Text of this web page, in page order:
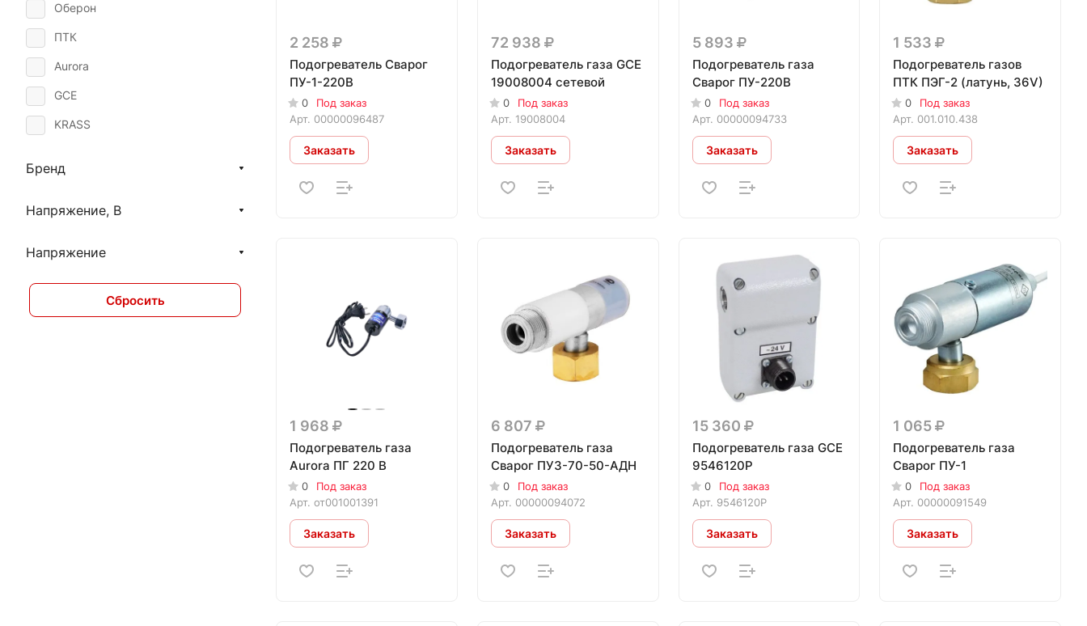
2 258
Подогреватель Сварог
ПУ-1-220В
0
Под заказ
Арт. 00000096487
Заказать
72 938
Подогреватель газа GCE
19008004 сетевой
0
Под заказ
Арт. 19008004
Заказать
5 893
Подогреватель газа
Сварог ПУ-220В
0
Под заказ
Арт. 00000094733
Заказать
1 533
Подогреватель газов
ПТК ПЭГ-2 (латунь, 36V)
0
Под заказ
Арт. 001.010.438
Заказать
1 968
Подогреватель газа
Aurora ПГ 220 В
0
Под заказ
Арт. от001001391
Заказать
6 807
Подогреватель газа
Сварог ПУЗ-70-50-АДН
0
Под заказ
Арт. 00000094072
Заказать
15 360
Подогреватель газа GCE
9546120P
0
Под заказ
Арт. 9546120P
Заказать
1 065
Подогреватель газа
Сварог ПУ-1
0
Под заказ
Арт. 00000091549
Заказать
Оберон
ПТК
Aurora
GCE
KRASS
Бренд
Напряжение, В
Напряжение
Сбросить